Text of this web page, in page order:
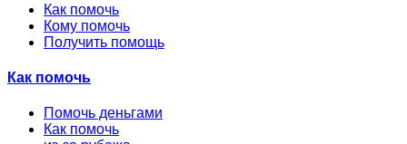
Как помочь
Кому помочь
Получить помощь
Как помочь
Помочь деньгами
Как помочь